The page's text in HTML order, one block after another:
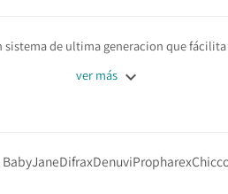
sistema de ultima generacion que
ver más 
BabyJaneDifraxDenuviPropharex